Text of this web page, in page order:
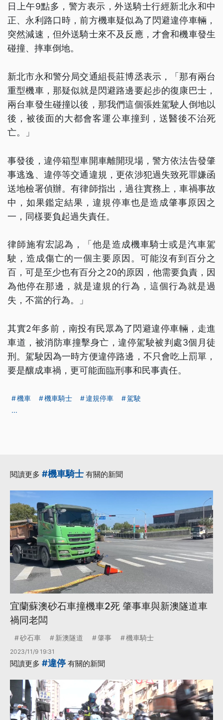
日上午9點多，警方表示，外送騎士行經新北永和中
正、永利路口時，前方機車疑似為了閃避違停車輛，
突然減速，但外送騎士來不及反應，才會和機車發生
碰撞、摔車倒地。
新北市永和警分局交通組長莊博丞表示，「那有兩台
重型機車，那疑似就是閃避路邊要起步的復康巴士，
兩台車發生碰撞以後，那我們這個張姓駕駛人倒地以
後，被後面的大都會客運公車撞到，送醫後不治死
亡。」
事發後，違停箱型車開車離開現場，警方依法告發肇
事逃逸、違停等交通違規，更依涉犯過失致死罪嫌函
送地檢署偵辦。有律師指出，過往實務上，車禍事故
中，如果鑑定結果，違規停車也是造成肇事原因之
一，同樣要負起過失責任。
律師施宥宏認為，「他是造成機車騎士或是汽車駕
駛，造成傷亡的一個主要原因。可能沒有到百分之
百，可是至少也有百分之20的原因，他需要負責，因
為他停在那邊，就是違規的行為，這個行為就是過
失，不當的行為。」
其實2年多前，南投有民眾為了閃避違停車輛，走進
車道，被消防車撞擊身亡，違停駕駛被判處3個月徒
刑。駕駛因為一時方便違停路邊，不只會吃上罰單，
要是釀成車禍，更可能面臨刑事和民事責任。
機車 機車騎士 違規停車
駕駛
...
閱讀更多 #機車騎士 有關的新聞
宜蘭蘇澳砂石車撞機車2死 肇事車與新澳隧道車
禍同老闆
砂石車 新澳隧道 肇事 機車騎士
2023/11/9 19:31
閱讀更多 #違停 有關的新聞